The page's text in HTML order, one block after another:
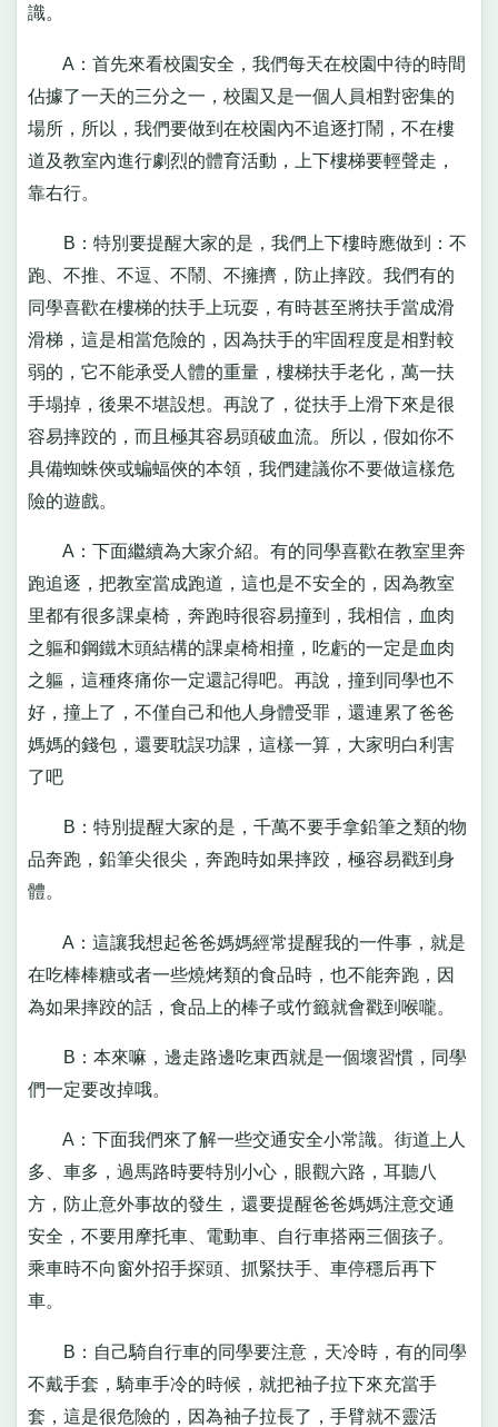
識。
A：首先來看校園安全，我們每天在校園中待的時間
佔據了一天的三分之一，校園又是一個人員相對密集的
場所，所以，我們要做到在校園內不追逐打鬧，不在樓
道及教室內進行劇烈的體育活動，上下樓梯要輕聲走，
靠右行。
B：特別要提醒大家的是，我們上下樓時應做到：不
跑、不推、不逗、不鬧、不擁擠，防止摔跤。我們有的
同學喜歡在樓梯的扶手上玩耍，有時甚至將扶手當成滑
滑梯，這是相當危險的，因為扶手的牢固程度是相對較
弱的，它不能承受人體的重量，樓梯扶手老化，萬一扶
手塌掉，後果不堪設想。再說了，從扶手上滑下來是很
容易摔跤的，而且極其容易頭破血流。所以，假如你不
具備蜘蛛俠或蝙蝠俠的本領，我們建議你不要做這樣危
險的遊戲。
A：下面繼續為大家介紹。有的同學喜歡在教室里奔
跑追逐，把教室當成跑道，這也是不安全的，因為教室
里都有很多課桌椅，奔跑時很容易撞到，我相信，血肉
之軀和鋼鐵木頭結構的課桌椅相撞，吃虧的一定是血肉
之軀，這種疼痛你一定還記得吧。再說，撞到同學也不
好，撞上了，不僅自己和他人身體受罪，還連累了爸爸
媽媽的錢包，還要耽誤功課，這樣一算，大家明白利害
了吧
B：特別提醒大家的是，千萬不要手拿鉛筆之類的物
品奔跑，鉛筆尖很尖，奔跑時如果摔跤，極容易戳到身
體。
A：這讓我想起爸爸媽媽經常提醒我的一件事，就是
在吃棒棒糖或者一些燒烤類的食品時，也不能奔跑，因
為如果摔跤的話，食品上的棒子或竹籤就會戳到喉嚨。
B：本來嘛，邊走路邊吃東西就是一個壞習慣，同學
們一定要改掉哦。
A：下面我們來了解一些交通安全小常識。街道上人
多、車多，過馬路時要特別小心，眼觀六路，耳聽八
方，防止意外事故的發生，還要提醒爸爸媽媽注意交通
安全，不要用摩托車、電動車、自行車搭兩三個孩子。
乘車時不向窗外招手探頭、抓緊扶手、車停穩后再下
車。
B：自己騎自行車的同學要注意，天冷時，有的同學
不戴手套，騎車手冷的時候，就把袖子拉下來充當手
套，這是很危險的，因為袖子拉長了，手臂就不靈活